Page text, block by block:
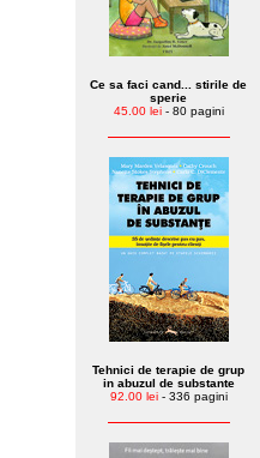
Ce sa faci cand... stirile de
sperie
45.00 lei- 80 pagini
Tehnici de terapie de grup
in abuzul de substante
92.00 lei- 336 pagini